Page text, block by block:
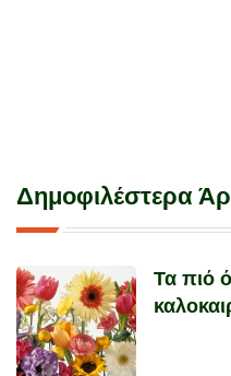
Δημοφιλέστερα
Τα πιό